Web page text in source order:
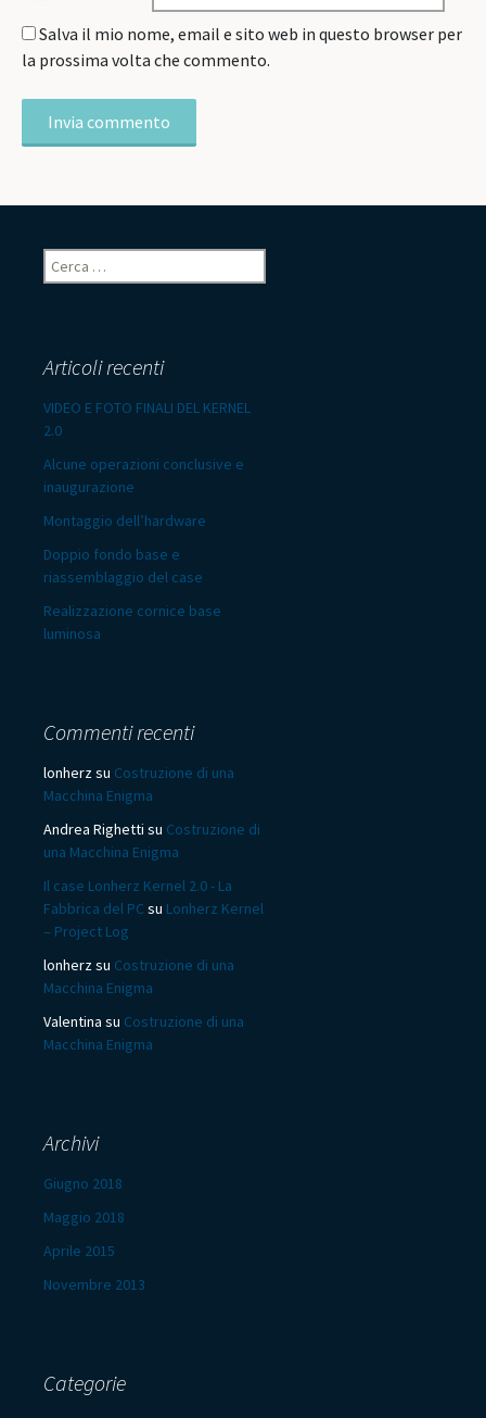
Salva il mio nome, email e sito web in questo browser per
la prossima volta che commento.
Ricerca
per:
Articoli recenti
VIDEO E FOTO FINALI DEL KERNEL
2.0
Alcune operazioni conclusive e
inaugurazione
Montaggio dell’hardware
Doppio fondo base e
riassemblaggio del case
Realizzazione cornice base
luminosa
Commenti recenti
lonherzsu Costruzione di una
Macchina Enigma
Andrea Righetti su Costruzione di
una Macchina Enigma
Il case Lonherz Kernel 2.0 - La
Fabbrica del PCsu Lonherz Kernel
– Project Log
lonherzsu Costruzione di una
Macchina Enigma
Valentina su Costruzione di una
Macchina Enigma
Archivi
Giugno 2018
Maggio 2018
Aprile 2015
Novembre 2013
Categorie